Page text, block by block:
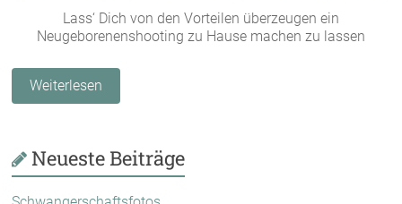
Lass‘ Dich von den Vorteilen überzeugen ein
Neugeborenenshooting zu Hause machen zu lassen
Weiterlesen
Neueste Beiträge